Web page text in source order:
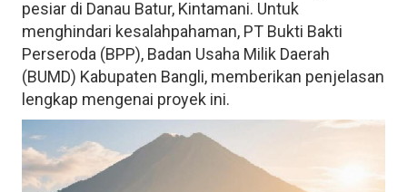
pesiar di Danau Batur, Kintamani. Untuk
menghindari kesalahpahaman, PT Bukti Bakti
Perseroda (BPP), Badan Usaha Milik Daerah
(BUMD) Kabupaten Bangli, memberikan penjelasan
lengkap mengenai proyek ini.